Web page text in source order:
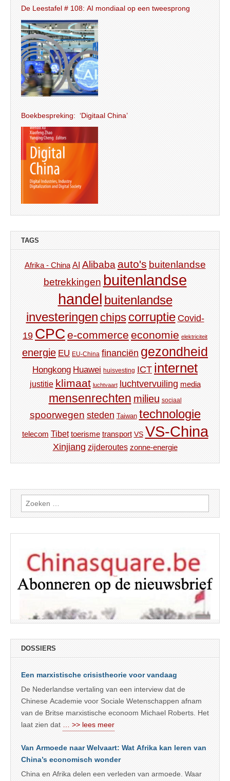
De Leestafel # 108: AI mondiaal op een tweesprong
Boekbespreking: ‘Digitaal China’
TAGS
Afrika - China AI Alibaba auto's buitenlandse
betrekkingen buitenlandse
handel buitenlandse
investeringen chips corruptie Covid-
19 CPC e-commerce economie elektriciteit
energie EU EU-China financiën gezondheid
Hongkong Huawei huisvesting ICT internet
justitie klimaat luchtvaart luchtvervuiling media
mensenrechten milieu sociaal
spoorwegen steden Taiwan technologie
telecom Tibet toerisme transport VS VS-China
Xinjiang zijderoutes zonne-energie
Zoeken
naar:
DOSSIERS
Een marxistische crisistheorie voor vandaag
De Nederlandse vertaling van een interview dat de
Chinese Academie voor Sociale Wetenschappen afnam
van de Britse marxistische econoom Michael Roberts. Het
laat zien dat … >> lees meer
Van Armoede naar Welvaart: Wat Afrika kan leren van
China’s economisch wonder
China en Afrika delen een verleden van armoede. Waar